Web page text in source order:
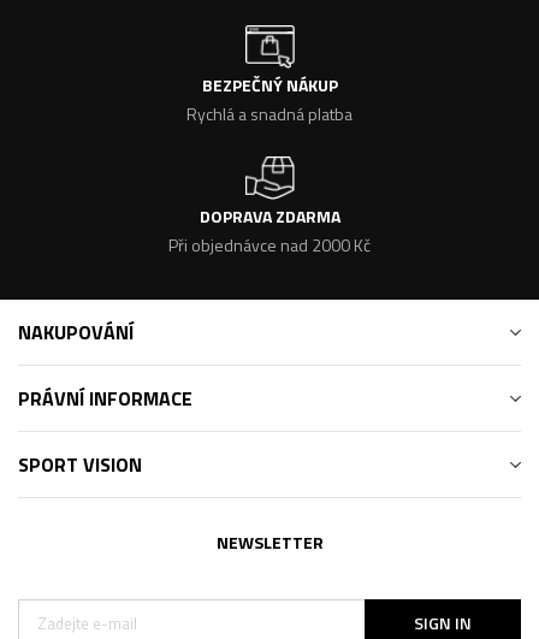
BEZPEČNÝ NÁKUP
Rychlá a snadná platba
DOPRAVA ZDARMA
Při objednávce nad 2000 Kč
NAKUPOVÁNÍ
PRÁVNÍ INFORMACE
SPORT VISION
NEWSLETTER
SIGN IN